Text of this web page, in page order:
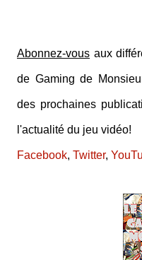
Abonnez-vous aux
de Gaming de
des prochaines
l'actualité du jeu vidéo!
Facebook, Twitter,